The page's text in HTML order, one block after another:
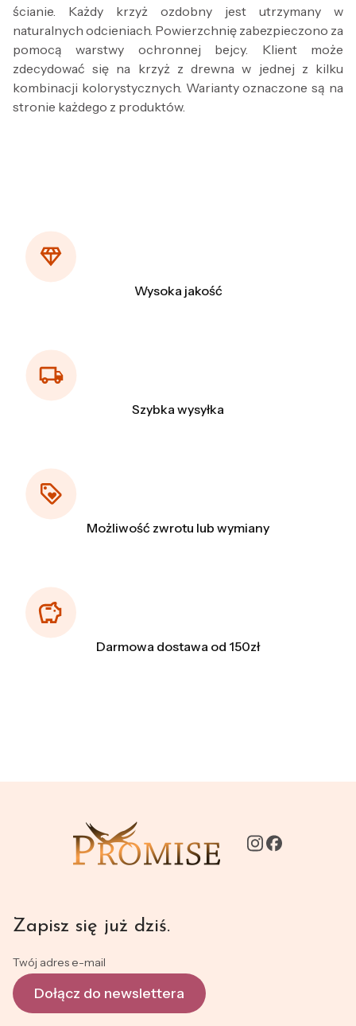
ścianie. Każdy krzyż ozdobny jest utrzymany w
naturalnych odcieniach. Powierzchnię zabezpieczono za
pomocą warstwy ochronnej bejcy. Klient może
zdecydować się na krzyż z drewna w jednej z kilku
kombinacji kolorystycznych. Warianty oznaczone są na
stronie każdego z produktów.
Wysoka jakość
Szybka wysyłka
Możliwość zwrotu lub wymiany
Darmowa dostawa od 150zł
Zapisz się już dziś.
Twój adres e-mail
Dołącz do newslettera